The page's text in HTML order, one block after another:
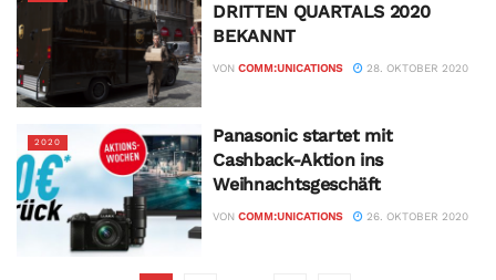
DRITTEN QUARTALS 2020
BEKANNT
VON COMM:UNICATIONS 28. OKTOBER 2020
2020
Panasonic startet mit
Cashback-Aktion ins
Weihnachtsgeschäft
VON COMM:UNICATIONS 26. OKTOBER 2020